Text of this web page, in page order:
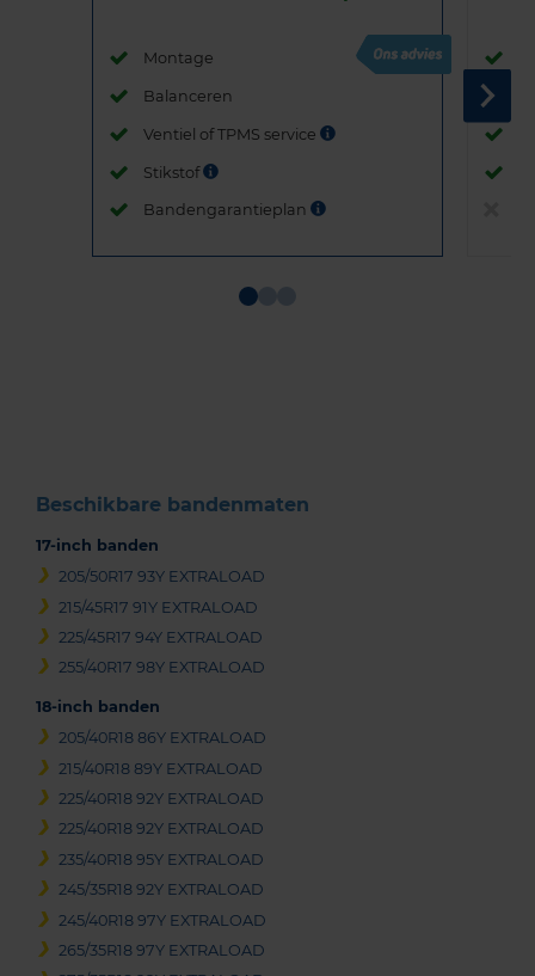
Montage
Balanceren
Ventiel of TPMS service
Stikstof
Bandengarantieplan
Beschikbare bandenmaten
17-inch banden
205/50R17 93Y EXTRALOAD
215/45R17 91Y EXTRALOAD
225/45R17 94Y EXTRALOAD
255/40R17 98Y EXTRALOAD
18-inch banden
205/40R18 86Y EXTRALOAD
215/40R18 89Y EXTRALOAD
225/40R18 92Y EXTRALOAD
225/40R18 92Y EXTRALOAD
235/40R18 95Y EXTRALOAD
245/35R18 92Y EXTRALOAD
245/40R18 97Y EXTRALOAD
265/35R18 97Y EXTRALOAD